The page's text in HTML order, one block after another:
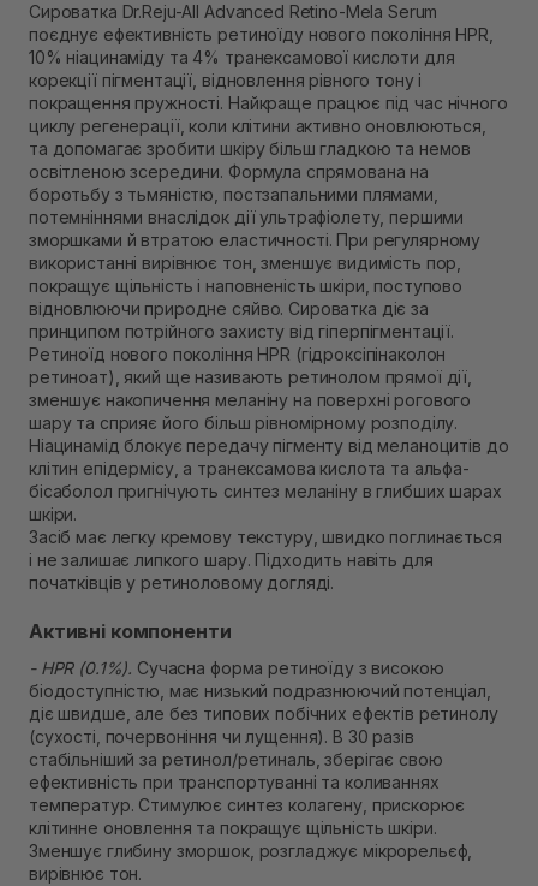
В наявності
Самовивіз м. Рівне, вул. Кулика і Гудачека 23 (ТЦ
Екватор)
Немає в наявності!
Сироватка Dr.Reju-All Advanced Retino-Mela Serum
поєднує ефективність ретиноїду нового покоління HPR,
10% ніацинаміду та 4% транексамової кислоти для
корекції пігментації, відновлення рівного тону і
покращення пружності. Найкраще працює під час нічного
циклу регенерації, коли клітини активно оновлюються,
та допомагає зробити шкіру більш гладкою та немов
освітленою зсередини. Формула спрямована на
боротьбу з тьмяністю, постзапальними плямами,
потемніннями внаслідок дії ультрафіолету, першими
зморшками й втратою еластичності. При регулярному
використанні вирівнює тон, зменшує видимість пор,
покращує щільність і наповненість шкіри, поступово
відновлюючи природне сяйво. Сироватка діє за
принципом потрійного захисту від гіперпігментації.
Ретиноїд нового покоління HPR (гідроксіпінаколон
ретиноат), який ще називають ретинолом прямої дії,
зменшує накопичення меланіну на поверхні рогового
шару та сприяє його більш рівномірному розподілу.
Ніацинамід блокує передачу пігменту від меланоцитів до
клітин епідермісу, а транексамова кислота та альфа-
бісаболол пригнічують синтез меланіну в глибших шарах
шкіри.
Засіб має легку кремову текстуру, швидко поглинається
і не залишає липкого шару. Підходить навіть для
початківців у ретиноловому догляді.
Активні компоненти
- HPR (0.1%). Сучасна форма ретиноїду з високою
біодоступністю, має низький подразнюючий потенціал,
діє швидше, але без типових побічних ефектів ретинолу
(сухості, почервоніння чи лущення). В 30 разів
стабільніший за ретинол/ретиналь, зберігає свою
ефективність при транспортуванні та коливаннях
температур. Стимулює синтез колагену, прискорює
клітинне оновлення та покращує щільність шкіри.
Зменшує глибину зморшок, розгладжує мікрорельєф,
вирівнює тон.